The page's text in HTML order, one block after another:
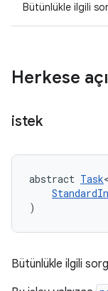
Bütünlükle ilgili
Herkese
istek
abstract Task<
)
Bütünlükle ilgili